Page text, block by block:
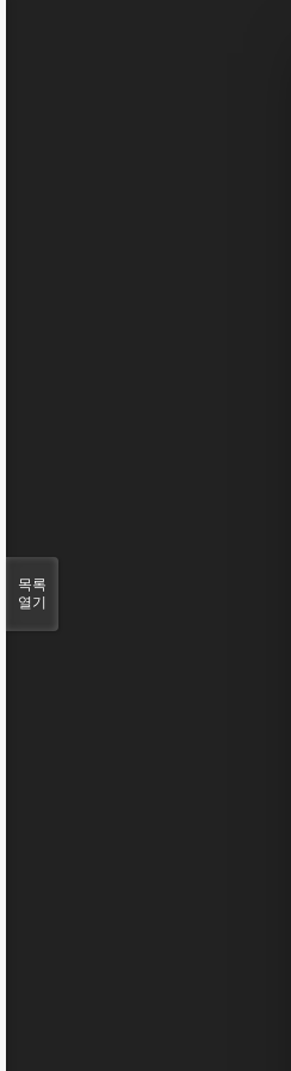
목록
열기
Sketchbook5,
Sketchbook5,